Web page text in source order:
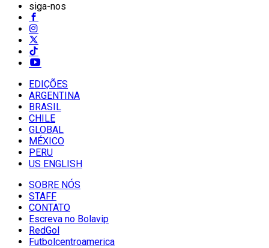
siga-nos
EDIÇÕES
ARGENTINA
BRASIL
CHILE
GLOBAL
MÉXICO
PERU
US ENGLISH
SOBRE NÓS
STAFF
CONTATO
Escreva no Bolavip
RedGol
Futbolcentroamerica